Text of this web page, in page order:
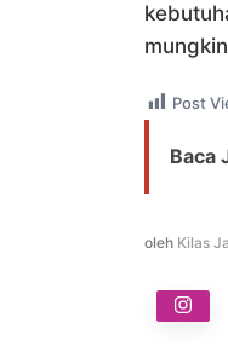
Post
Baca
oleh Kilas